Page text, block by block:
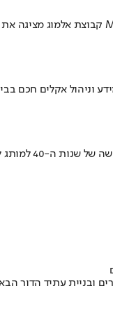
וניהול אקלים חכם
ובניית עתיד הדור